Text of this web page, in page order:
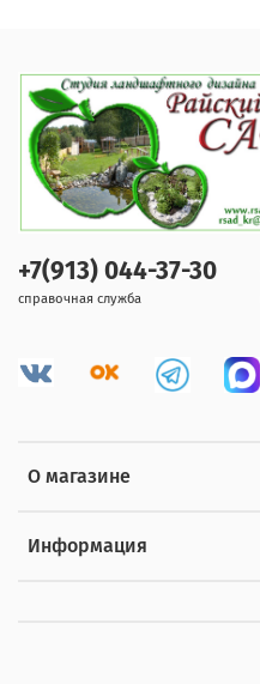
О магазине
Информация
+7(913) 044-37-30
справочная служба